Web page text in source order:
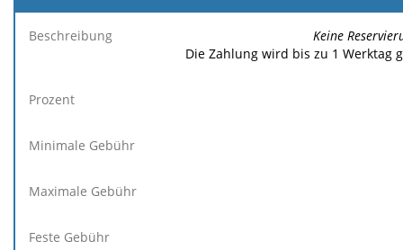
Keine
Die Zahlung wird bis zu 1 Werktag